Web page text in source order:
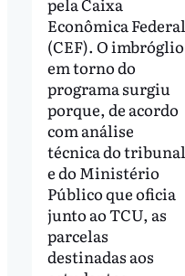
Econômica Federal
(CEF). O imbróglio
em torno do
programa surgiu
porque, de acordo
com análise
técnica do tribunal
e do Ministério
Público que oficia
junto ao TCU, as
parcelas
destinadas aos